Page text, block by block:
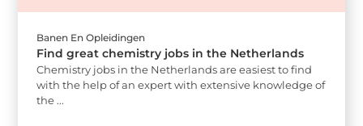
Banen En Opleidingen
Find great chemistry jobs in the Netherlands
Chemistry jobs in the Netherlands are easiest to find
with the help of an expert with extensive knowledge of
the ...